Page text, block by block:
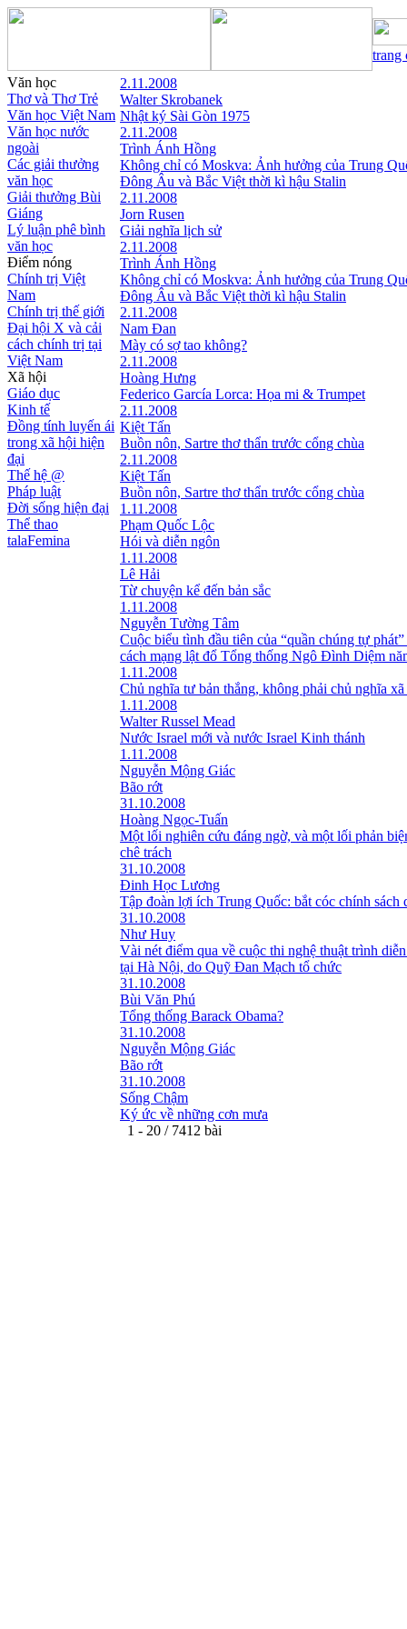
trang
Văn học
Thơ và Thơ Trẻ
Văn học Việt Nam
Văn học nước
ngoài
Các giải thưởng
văn học
Giải thưởng Bùi
Giáng
Lý luận phê bình
văn học
Điểm nóng
Chính trị Việt
Nam
Chính trị thế giới
Đại hội X và cải
cách chính trị tại
Việt Nam
Xã hội
Giáo dục
Kinh tế
Đồng tính luyến ái
trong xã hội hiện
đại
Thế hệ @
Pháp luật
Đời sống hiện đại
Thể thao
talaFemina
2.11.2008
Walter Skrobanek
Nhật ký Sài Gòn 1975
2.11.2008
Trình Ánh Hồng
Không chỉ có Moskva: Ảnh hưởng của Trung
Đông Âu và Bắc Việt thời kì hậu Stalin
2.11.2008
Jorn Rusen
Giải nghĩa lịch sử
2.11.2008
Trình Ánh Hồng
Không chỉ có Moskva: Ảnh hưởng của Trung
Đông Âu và Bắc Việt thời kì hậu Stalin
2.11.2008
Nam Đan
Mày có sợ tao không?
2.11.2008
Hoàng Hưng
Federico García Lorca: Họa mi & Trumpet
2.11.2008
Kiệt Tấn
Buồn nôn, Sartre thơ thẩn trước cổng chùa
2.11.2008
Kiệt Tấn
Buồn nôn, Sartre thơ thẩn trước cổng chùa
1.11.2008
Phạm Quốc Lộc
Hói và diễn ngôn
1.11.2008
Lê Hải
Từ chuyện kể đến bản sắc
1.11.2008
Nguyễn Tường Tâm
Cuộc biểu tình đầu tiên của “quần chúng tự
cách mạng lật đổ Tổng thống Ngô Đình Diệm
1.11.2008
Chủ nghĩa tư bản thắng, không phải chủ nghĩa
1.11.2008
Walter Russel Mead
Nước Israel mới và nước Israel Kinh thánh
1.11.2008
Nguyễn Mộng Giác
Bão rớt
31.10.2008
Hoàng Ngọc-Tuấn
Một lối nghiên cứu đáng ngờ, và một lối phản
chê trách
31.10.2008
Đinh Học Lương
Tập đoàn lợi ích Trung Quốc: bắt cóc chính sách
31.10.2008
Như Huy
Vài nét điểm qua về cuộc thi nghệ thuật trình
tại Hà Nội, do Quỹ Đan Mạch tổ chức
31.10.2008
Bùi Văn Phú
Tổng thống Barack Obama?
31.10.2008
Nguyễn Mộng Giác
Bão rớt
31.10.2008
Sống Chậm
Ký ức về những cơn mưa
1 - 20 / 7412 bài